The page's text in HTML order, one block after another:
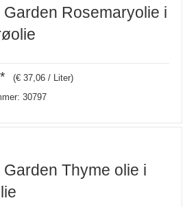
Garden Rosemaryolie i
(€ 37,06 / Liter)
30797
Garden Thyme olie i